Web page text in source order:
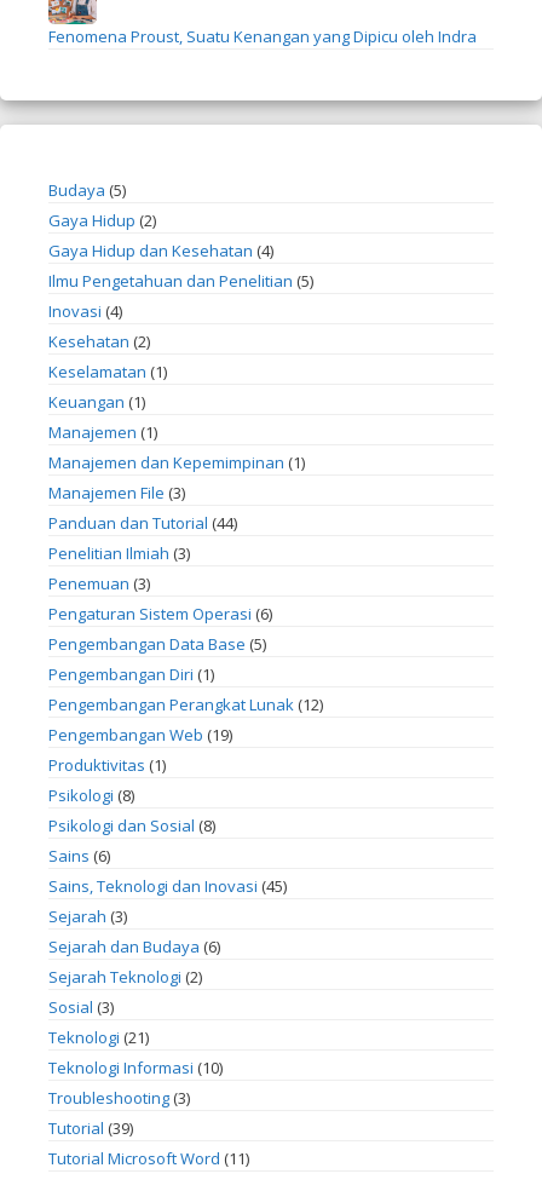
Fenomena Proust, Suatu Kenangan yang Dipicu oleh Indra
Budaya (5)
Gaya Hidup (2)
Gaya Hidup dan Kesehatan (4)
Ilmu Pengetahuan dan Penelitian (5)
Inovasi (4)
Kesehatan (2)
Keselamatan (1)
Keuangan (1)
Manajemen (1)
Manajemen dan Kepemimpinan (1)
Manajemen File (3)
Panduan dan Tutorial (44)
Penelitian Ilmiah (3)
Penemuan (3)
Pengaturan Sistem Operasi (6)
Pengembangan Data Base (5)
Pengembangan Diri (1)
Pengembangan Perangkat Lunak (12)
Pengembangan Web (19)
Produktivitas (1)
Psikologi (8)
Psikologi dan Sosial (8)
Sains (6)
Sains, Teknologi dan Inovasi (45)
Sejarah (3)
Sejarah dan Budaya (6)
Sejarah Teknologi (2)
Sosial (3)
Teknologi (21)
Teknologi Informasi (10)
Troubleshooting (3)
Tutorial (39)
Tutorial Microsoft Word (11)